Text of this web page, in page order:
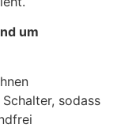
um
sodass